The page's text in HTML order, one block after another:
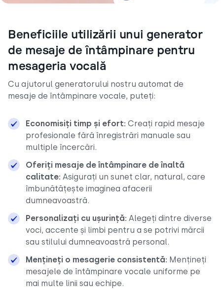
Beneficiile utilizării unui generator
de mesaje de întâmpinare pentru
mesageria vocală
Cu ajutorul generatorului nostru automat de
mesaje de întâmpinare vocale, puteți:
Economisiți timp și efort: Creați rapid mesaje
profesionale fără înregistrări manuale sau
multiple încercări.
Oferiți mesaje de întâmpinare de înaltă
calitate: Asigurați un sunet clar, natural, care
îmbunătățește imaginea afacerii
dumneavoastră.
Personalizați cu ușurință: Alegeți dintre diverse
voci, accente și limbi pentru a se potrivi mărcii
sau stilului dumneavoastră personal.
Mențineți o mesagerie consistentă: Mențineți
mesajele de întâmpinare vocale uniforme pe
mai multe linii sau echipe.